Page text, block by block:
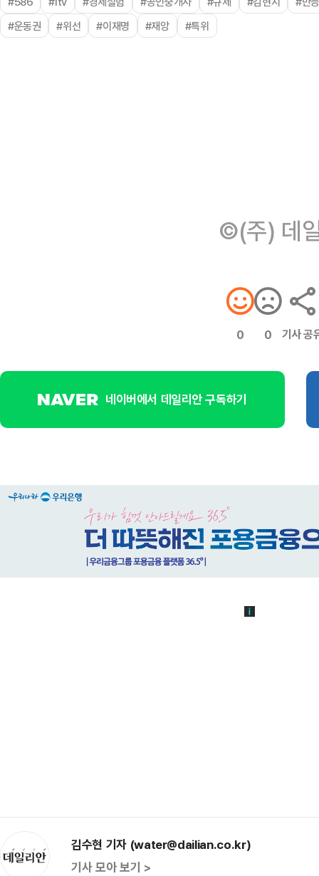
#운동권
#위선 #이재명 #재앙 #특위
©(주) 데
0 0 기사 공
네이버에서 데일리안 구독하기
김수현 기자 (water@dailian.co.kr)
기사 모아 보기 >